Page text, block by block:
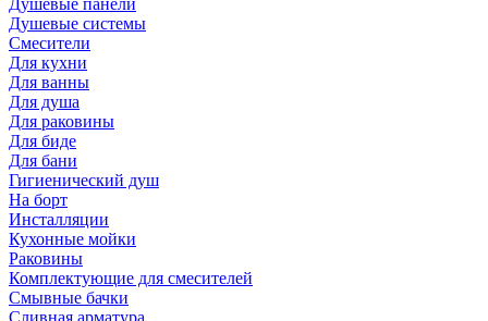
Душевые панели
Душевые системы
Смесители
Для кухни
Для ванны
Для душа
Для раковины
Для биде
Для бани
Гигиенический душ
На борт
Инсталляции
Кухонные мойки
Раковины
Комплектующие для смесителей
Смывные бачки
Сливная арматура